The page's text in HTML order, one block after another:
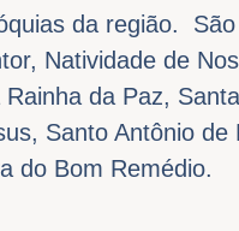
da região.
Natividade de
da Paz,
Santo Antônio
do Bom Remédio.